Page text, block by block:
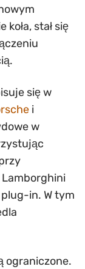
stał się
się w
i
w
in. W tym
ograniczone.